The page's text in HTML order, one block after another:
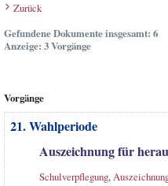
Zurück
Gefundene Dokumente insgesamt: 6
Anzeige: 3 Vorgänge
Vorgänge
21. Wahlperiode
Auszeichnung für
Schulverpflegung,